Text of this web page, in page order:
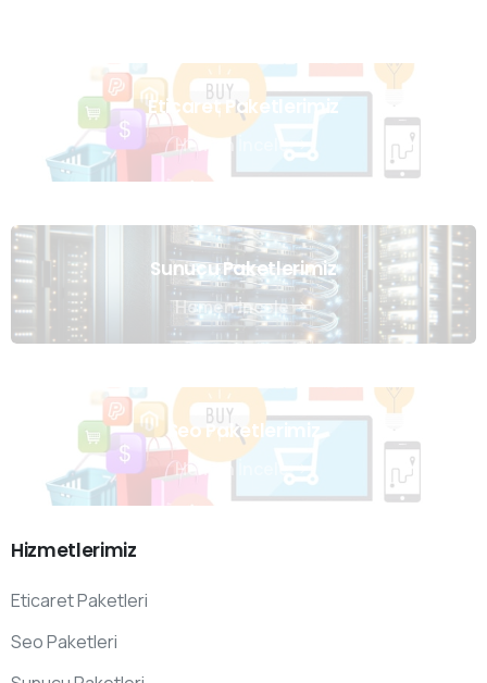
Eticaret Paketlerimiz
Hemen İncele
Sunucu Paketlerimiz
Hemen İncele
Seo Paketlerimiz
Hemen İncele
Hizmetlerimiz
Eticaret Paketleri
Seo Paketleri